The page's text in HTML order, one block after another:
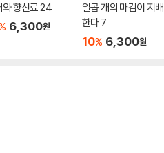
와 향신료 24
6,300원
일곱 개의 마검이 지배
한다 7
10% 6,300원